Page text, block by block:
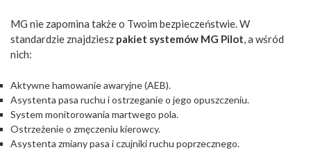
MG nie zapomina także o Twoim bezpieczeństwie. W
standardzie znajdziesz pakiet systemów MG Pilot, a wśród
nich:
Aktywne hamowanie awaryjne (AEB).
Asystenta pasa ruchu i ostrzeganie o jego opuszczeniu.
System monitorowania martwego pola.
Ostrzeżenie o zmęczeniu kierowcy.
Asystenta zmiany pasa i czujniki ruchu poprzecznego.